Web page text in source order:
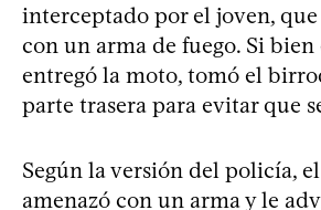
interceptado por el joven,
con un arma de fuego. Si
entregó la moto, tomó el
parte trasera para evitar que
Según la versión del policía,
amenazó con un arma y le